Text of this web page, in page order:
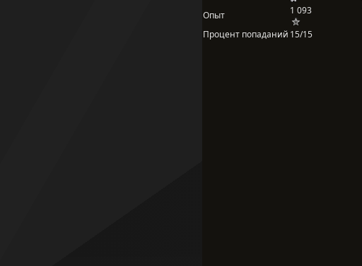
Опыт 1 093
Процент попаданий 15/15